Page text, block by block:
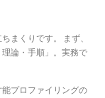
まくりです。 まず、
論・手順」。実務で
プロファイリングの